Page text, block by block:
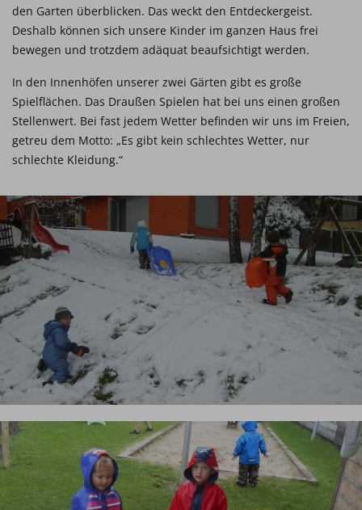
den Garten überblicken. Das weckt den Entdeckergeist.
Deshalb können sich unsere Kinder im ganzen Haus frei
bewegen und trotzdem adäquat beaufsichtigt werden.
In den Innenhöfen unserer zwei Gärten gibt es große
Spielflächen. Das Draußen Spielen hat bei uns einen großen
Stellenwert. Bei fast jedem Wetter befinden wir uns im Freien,
getreu dem Motto: „Es gibt kein schlechtes Wetter, nur
schlechte Kleidung.“